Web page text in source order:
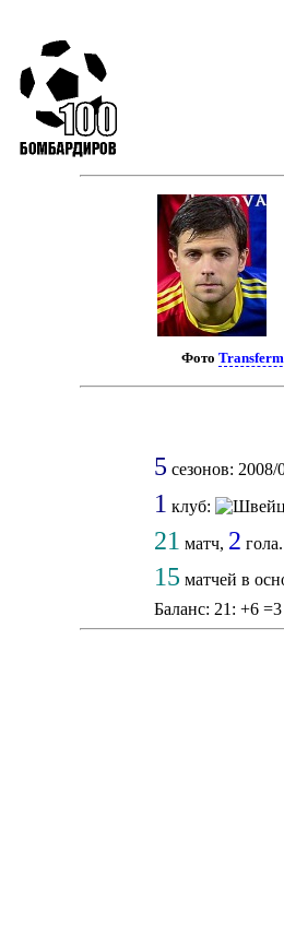
Фото
5 сезонов:
1 клуб:
21 матч, 2 гола.
15 матчей в
Баланс: 21: +6